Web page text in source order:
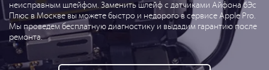
неисправным шлейфом. Заменить шлейф с датчиками Айфона 6Эс
Плюс в Москве вы можете быстро и недорого в сервисе Apple Pro.
Мы проведем бесплатную диагностику и выдадим гарантию после
ремонта.